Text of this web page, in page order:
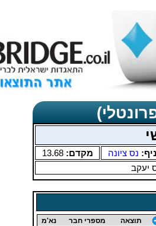
נס ציונה מקדם:13.68
יעקב
תוצאה מספרי חבר נא'מ